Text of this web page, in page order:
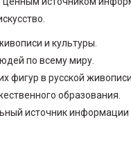
и культуры.
по всему миру.
фигур в русской живописи.
образования.
источник информации